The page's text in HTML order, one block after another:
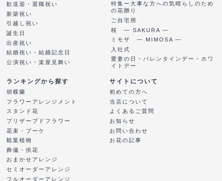
歓送迎・退職祝い
新築祝い
引越し祝い
誕生日
出産祝い
結婚祝い・結婚記念日
公演祝い・楽屋見舞い
特集ー大事な方への気晴らしのため
の花贈り
ご自宅用
桜 ― SAKURA ―
ミモザ ― MIMOSA ―
入社式
愛妻の日・バレンタインデー・ホワ
イトデー
ランキングから探す
胡蝶蘭
フラワーアレンジメント
スタンド花
プリザーブドフラワー
花束・ブーケ
観葉植物
葬儀・供花
おまかせアレンジ
セミオーダーアレンジ
フルオーダーアレンジ
サイトについて
初めての方へ
当店について
よくあるご質問
お知らせ
お問い合わせ
お花の記事